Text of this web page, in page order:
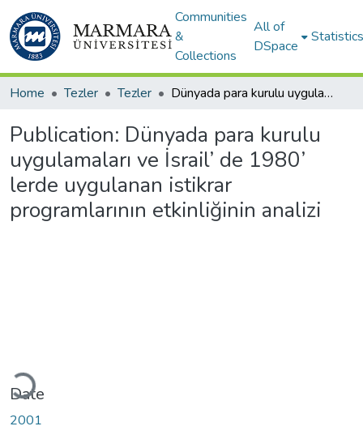
Communities
&
Collections
All of
DSpace
Statistics
Home Tezler Tezler Dünyada para kurulu uygulamaları ve İsrail’ de 1980’ lerde uygulanan istikrar programlarının etkinliğinin analizi
Publication: Dünyada para kurulu
uygulamaları ve İsrail’ de 1980’
lerde uygulanan istikrar
programlarının etkinliğinin analizi
Loading...
Date
2001